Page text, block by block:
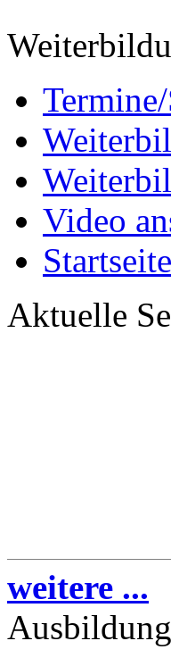
Video
Startseite
Aktuelle
weitere ...
Ausbildung